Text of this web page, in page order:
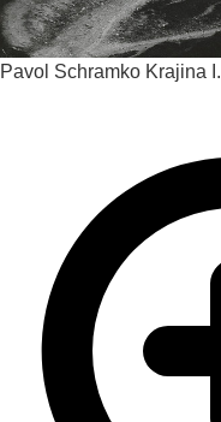
Pavol Schramko Krajina I.